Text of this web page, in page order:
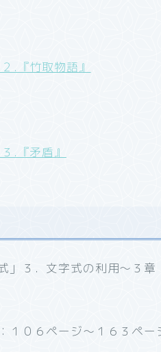
.『竹取物語』
.『矛盾』
」３．文字式の利用～３
１０６ページ～１６３ペー